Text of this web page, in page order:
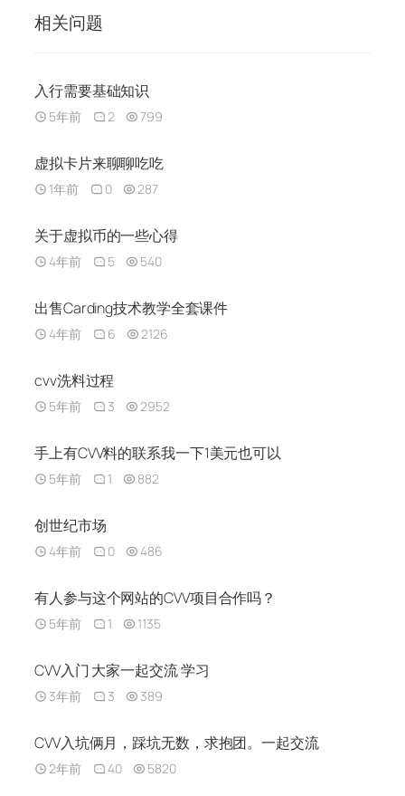
相关问题
入行需要基础知识
5年前 2 799
虚拟卡片来聊聊吃吃
1年前 0 287
关于虚拟币的一些心得
4年前 5 540
出售Carding技术教学全套课件
4年前 6 2126
cvv洗料过程
5年前 3 2952
手上有CVV料的联系我一下1美元也可以
5年前 1 882
创世纪市场
4年前 0 486
有人参与这个网站的CVV项目合作吗？
5年前 1 1135
CVV入门 大家一起交流 学习
3年前 3 389
CVV入坑俩月，踩坑无数，求抱团。一起交流
2年前 40 5820